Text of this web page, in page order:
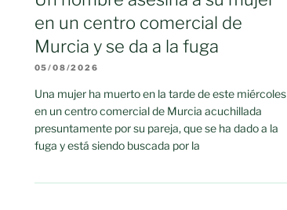
en un centro comercial de
Murcia y se da a la fuga
05/08/2026
Una mujer ha muerto en la tarde de este miércoles
en un centro comercial de Murcia acuchillada
presuntamente por su pareja, que se ha dado a la
fuga y está siendo buscada por la